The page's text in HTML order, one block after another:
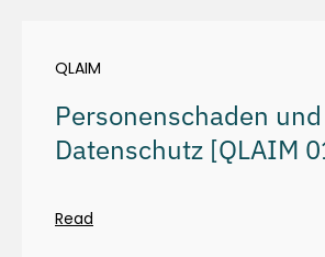
QLAIM
Personenschaden und
Datenschutz [QLAIM
Read